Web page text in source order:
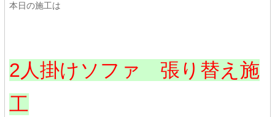
本日の施工は
2人掛けソファ 張り替え施
工